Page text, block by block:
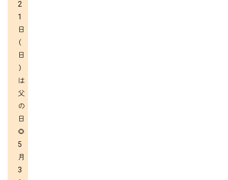
2
1
日
（
日
）
は
父
の
日
🌻
5
月
3